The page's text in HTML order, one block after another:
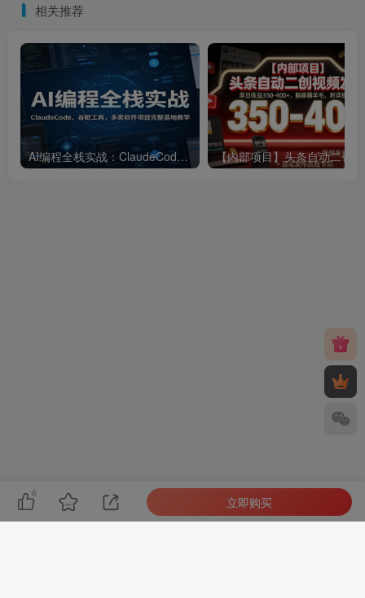
相关推荐
AI编程全栈实战：ClaudeCode、谷歌工具，多类软件项目完整落地教学
6
立即购买